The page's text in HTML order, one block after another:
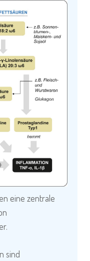
eine zentrale
sind